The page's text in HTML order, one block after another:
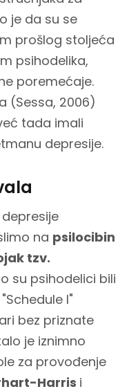
je da su se
prošlog stoljeća
psihodelika,
poremećaje.
(Sessa, 2006)
tada imali
depresije.
na psilocibin
tzv.
su psihodelici bili
I"
bez priznate
je iznimno
za provođenje
Harris i